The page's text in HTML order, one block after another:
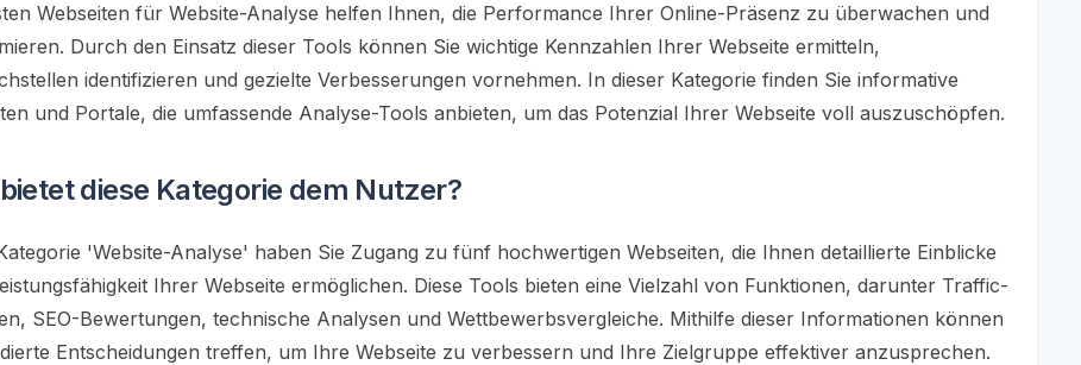
Webseiten für Website-Analyse helfen Ihnen, die Performance Ihrer Online-Präsenz zu überwachen und
Durch den Einsatz dieser Tools können Sie wichtige Kennzahlen Ihrer Webseite ermitteln,
identifizieren und gezielte Verbesserungen vornehmen. In dieser Kategorie finden Sie informative
und Portale, die umfassende Analyse-Tools anbieten, um das Potenzial Ihrer Webseite voll auszuschöpfen.
diese Kategorie dem Nutzer?
'Website-Analyse' haben Sie Zugang zu fünf hochwertigen Webseiten, die Ihnen detaillierte Einblicke
Ihrer Webseite ermöglichen. Diese Tools bieten eine Vielzahl von Funktionen, darunter Traffic-
SEO-Bewertungen, technische Analysen und Wettbewerbsvergleiche. Mithilfe dieser Informationen können
Entscheidungen treffen, um Ihre Webseite zu verbessern und Ihre Zielgruppe effektiver anzusprechen.